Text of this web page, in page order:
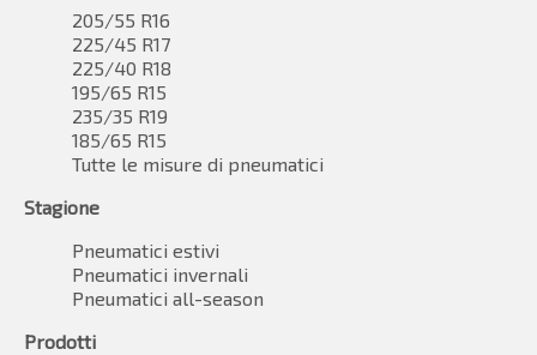
205/55 R16
225/45 R17
225/40 R18
195/65 R15
235/35 R19
185/65 R15
Tutte le misure di pneumatici
Stagione
Pneumatici estivi
Pneumatici invernali
Pneumatici all-season
Prodotti